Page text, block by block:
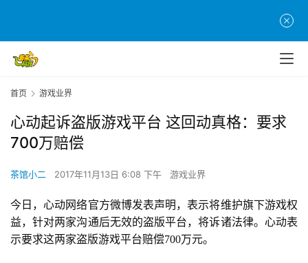
首页 游戏业界
心动起诉盗版游戏平台 这回动真格：要求
700万赔偿
茶馆小二 2017年11月13日 6:08 下午 游戏业界
今日，心动网络官方微博发表声明，表示将维护旗下游戏权
益，针对两家沟通后无效的盗版平台，将诉诸法律。心动表
示要求这两家盗版游戏平台赔偿700万元。